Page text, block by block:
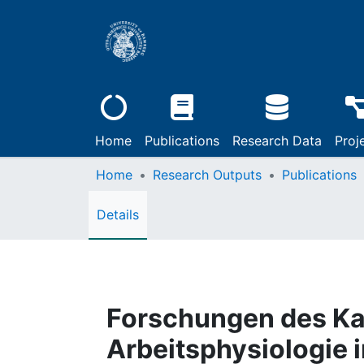
Home Publications Research Data
Home Research Outputs Publications
Details
Forschungen des
Arbeitsphysiologie